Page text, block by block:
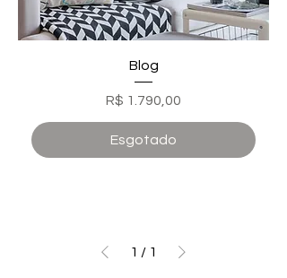
Blog
Preço
R$ 1.790,00
Esgotado
1 / 1